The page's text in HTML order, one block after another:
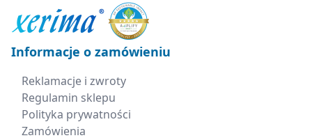
Informacje o zamówieniu
Reklamacje i zwroty
Regulamin sklepu
Polityka prywatności
Zamówienia